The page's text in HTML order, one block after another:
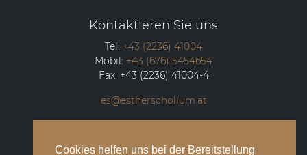
Cookies helfen uns bei der Bereitstellung
Kontaktieren Sie uns
Tel: +43 (2236) 41004
Mobil: +43 (676) 5454654
Fax: +43 (2236) 41004-4
es@estherschollum.at
2340 Mödling